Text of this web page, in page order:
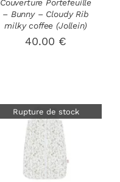
Couverture Portefeuille
– Bunny – Cloudy Rib
milky coffee (Jollein)
40.00 €
Rupture de stock
DÉTAILS